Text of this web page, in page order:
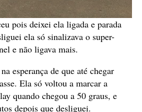
pois deixei ela ligada e parada
ela só sinalizava o super-
e não ligava mais.
esperança de que até chegar
Ela só voltou a marcar a
quando chegou a 50 graus, e
depois que desliguei.